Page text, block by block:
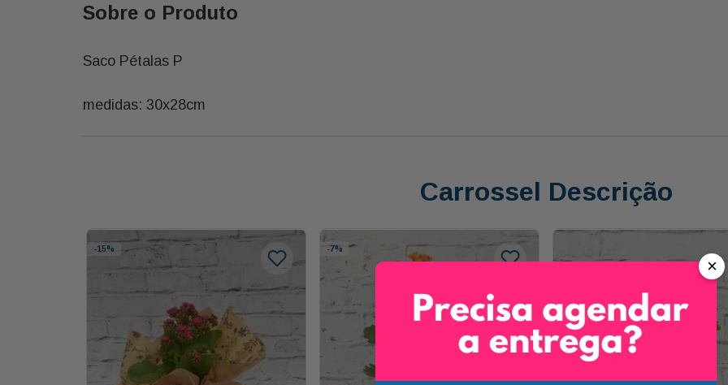
Sobre o Produto
Saco Pétalas P
medidas: 30x28cm
Carrossel Descrição
-15% -7%
×